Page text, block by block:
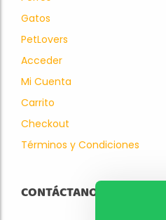
Gatos
PetLovers
Acceder
Mi Cuenta
Carrito
Checkout
Términos y Condiciones
CONTÁCTANOS